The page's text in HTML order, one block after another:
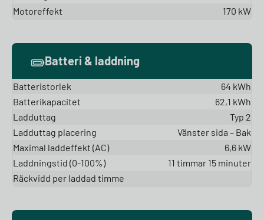
Motoreffekt
170 kW
Batteri & laddning
Batteristorlek
64 kWh
Batterikapacitet
62,1 kWh
Ladduttag
Typ 2
Ladduttag placering
Vänster sida – Bak
Maximal laddeffekt (AC)
6,6 kW
Laddningstid (0-100%)
11 timmar 15 minuter
Räckvidd per laddad timme